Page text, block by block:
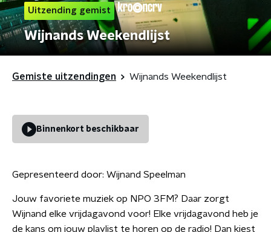
Uitzending gemist
Wijnands Weekendlijst
Gemiste uitzendingen Wijnands Weekendlijst
Binnenkort beschikbaar
Gepresenteerd door: Wijnand Speelman
Jouw favoriete muziek op NPO 3FM? Daar zorgt
Wijnand elke vrijdagavond voor! Elke vrijdagavond heb je
de kans om jouw playlist te horen op de radio! Dan kiest